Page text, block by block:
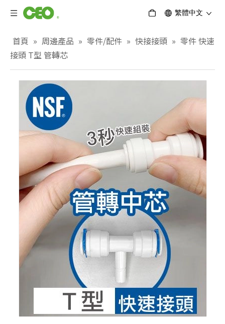
繁體中文
首頁 » 周邊產品 » 零件/配件 » 快接接頭 » 零件 快速
接頭 T型 管轉芯